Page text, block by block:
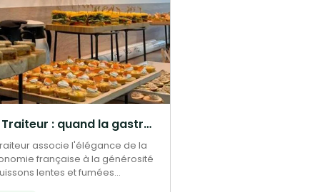
CDJ Traiteur : quand la gastronomie française rencontre l'esprit barbecue américain
associe l'élégance de la
française à la générosité
lentes et fumées